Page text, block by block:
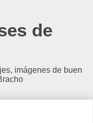
de
imágenes de buen